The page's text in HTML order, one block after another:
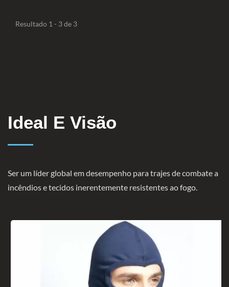
Resultado 1 - 3 de 3
Ideal E Visão
Ser um líder global em desempenho para trajes de combate a
incêndios e tecidos inerentemente resistentes ao fogo.